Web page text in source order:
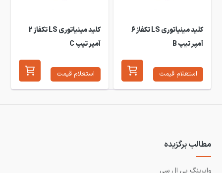
کلید مینیاتوری LS تکفاز 6
آمپر تیپ B
استعلام قیمت
کلید مینیاتوری LS تکفاز 2
آمپر تیپ C
استعلام قیمت
مطالب برگزیده
وایرینگ پی ال سی